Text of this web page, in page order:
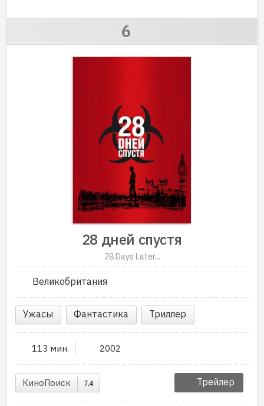
28 дней спустя
28 Days Later...
Великобритания
Ужасы Фантастика Триллер
113 мин. 2002
КиноПоиск 7.4 Трейлер